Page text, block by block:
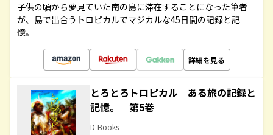
子供の頃から夢見ていた南の島に滞在することになった筆者
が、島で出合うトロピカルでマジカルな45日間の記録と記
憶。
詳細を見る
とろとろトロピカル ある旅の記録と
記憶。 第5巻
D-Books